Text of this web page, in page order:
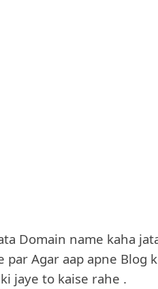
Domain name kaha
Agar aap apne Blog
jaye to kaise rahe .